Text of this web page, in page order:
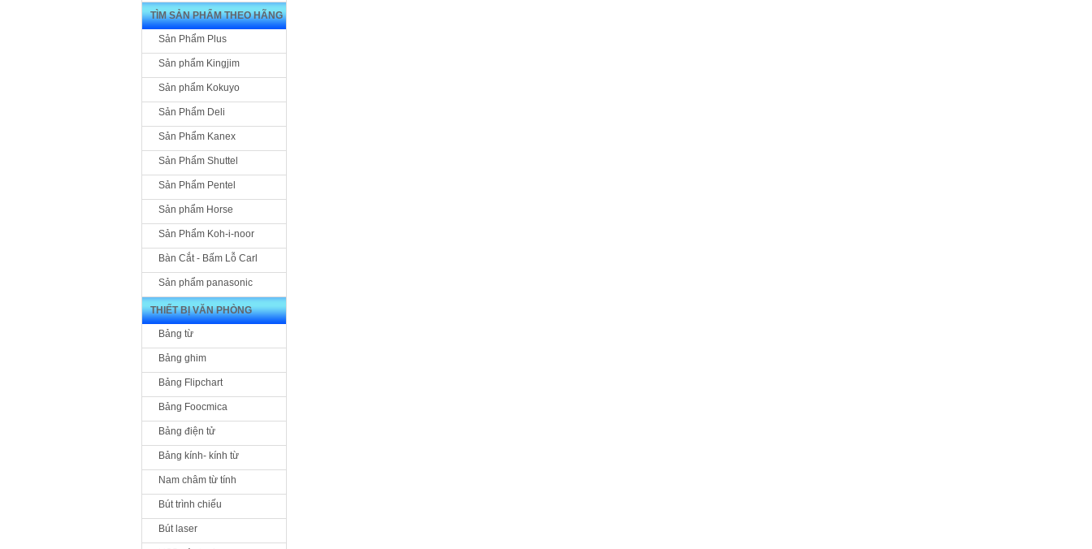
TÌM SẢN PHẨM THEO HÃNG
Sản Phẩm Plus
Sản phẩm Kingjim
Sản phẩm Kokuyo
Sản Phẩm Deli
Sản Phẩm Kanex
Sản Phẩm Shuttel
Sản Phẩm Pentel
Sản phẩm Horse
Sản Phẩm Koh-i-noor
Bàn Cắt - Bấm Lỗ Carl
Sản phẩm panasonic
THIẾT BỊ VĂN PHÒNG
Bảng từ
Bảng ghim
Bảng Flipchart
Bảng Foocmica
Bảng điện tử
Bảng kính- kính từ
Nam châm từ tính
Bút trình chiếu
Bút laser